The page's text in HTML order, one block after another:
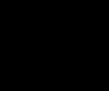
Variant Fund, SV Angel